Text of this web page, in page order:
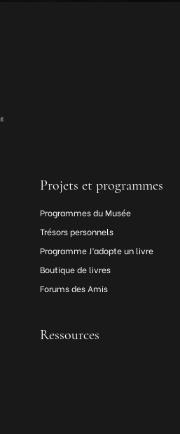
Projets et programmes
Programmes du Musée
Trésors personnels
Programme J’adopte un livre
Boutique de livres
Forums des Amis
Ressources